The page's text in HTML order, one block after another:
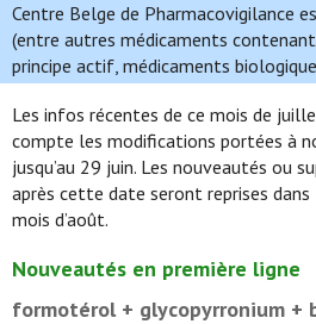
Centre Belge de Pharmacovigilance
(entre autres médicaments
principe actif, médicaments
Les infos récentes de ce mois de
compte les modifications portées à
jusqu’au 29 juin. Les nouveautés ou
après cette date seront reprises
mois d’août.
Nouveautés en première ligne
formotérol + glycopyrronium +